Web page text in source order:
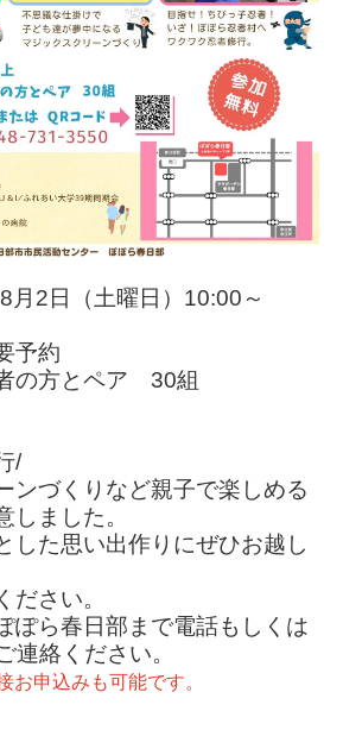
2日（土曜日）10:00～
予約
の方とペア 30組
/
ンづくりなど親子で楽しめる
しました。
した思い出作りにぜひお越し
ださい。
ぽら春日部まで電話もしくは
連絡ください。
お申込みも可能です。